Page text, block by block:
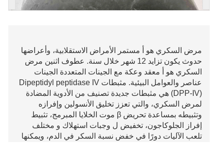
مرض السكري هو أ مستمر الأمراض الاستقلابية، وأعراضها
حدوث يكون تزايد 12 شهر خلال سنة. عطوف اثنين مرض
السكري هو أ معقد وعكة مع الجينات المتعددة الجينات
عناصر والعوامل البيئية. مثبطات Dipeptidyl peptidase IV
(DPP-IV) هي مثبطات جديدة تصنيف من الأدوية المضادة
لمرض السكري، والتي تعزز تخليق الأنسولين وإفرازه
وتثبيطه بمساعدة تحريض β موت الخلايا المبرمج، تثبيط
إفراز الجلوكاجون، تخفيض ل وجبات استهلاك و مختلف
تلعب الآليات دورًا في خفض نسبة السكر في الدم، ويمكنها